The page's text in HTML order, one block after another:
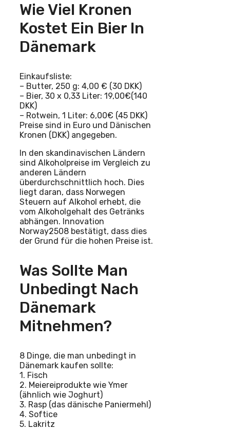
Wie Viel Kronen
Kostet Ein Bier In
Dänemark
Einkaufsliste:
– Butter, 250 g: 4,00 € (30 DKK)
– Bier, 30 x 0,33 Liter: 19,00€(140
DKK)
– Rotwein, 1 Liter: 6,00€ (45 DKK)
Preise sind in Euro und Dänischen
Kronen (DKK) angegeben.
In den skandinavischen Ländern
sind Alkoholpreise im Vergleich zu
anderen Ländern
überdurchschnittlich hoch. Dies
liegt daran, dass Norwegen
Steuern auf Alkohol erhebt, die
vom Alkoholgehalt des Getränks
abhängen. Innovation
Norway2508 bestätigt, dass dies
der Grund für die hohen Preise ist.
Was Sollte Man
Unbedingt Nach
Dänemark
Mitnehmen?
8 Dinge, die man unbedingt in
Dänemark kaufen sollte:
1. Fisch
2. Meiereiprodukte wie Ymer
(ähnlich wie Joghurt)
3. Rasp (das dänische Paniermehl)
4. Softice
5. Lakritz